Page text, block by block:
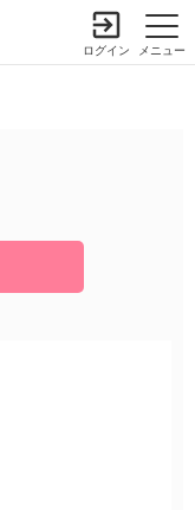
メニュー
ログイン